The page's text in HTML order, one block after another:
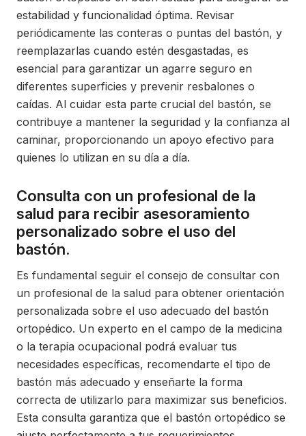
estabilidad y funcionalidad óptima. Revisar
periódicamente las conteras o puntas del bastón, y
reemplazarlas cuando estén desgastadas, es
esencial para garantizar un agarre seguro en
diferentes superficies y prevenir resbalones o
caídas. Al cuidar esta parte crucial del bastón, se
contribuye a mantener la seguridad y la confianza al
caminar, proporcionando un apoyo efectivo para
quienes lo utilizan en su día a día.
Consulta con un profesional de la
salud para recibir asesoramiento
personalizado sobre el uso del
bastón.
Es fundamental seguir el consejo de consultar con
un profesional de la salud para obtener orientación
personalizada sobre el uso adecuado del bastón
ortopédico. Un experto en el campo de la medicina
o la terapia ocupacional podrá evaluar tus
necesidades específicas, recomendarte el tipo de
bastón más adecuado y enseñarte la forma
correcta de utilizarlo para maximizar sus beneficios.
Esta consulta garantiza que el bastón ortopédico se